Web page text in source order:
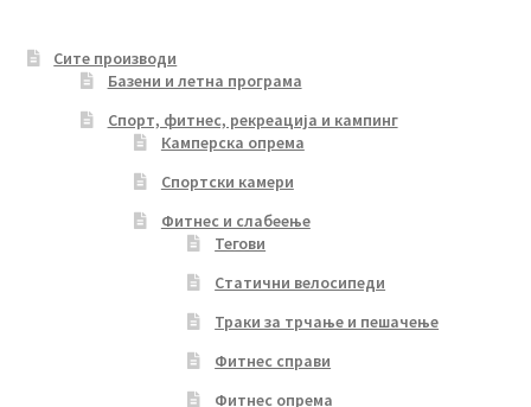
Сите производи
Базени и летна програма
Спорт, фитнес, рекреација и кампинг
Камперска опрема
Спортски камери
Фитнес и слабеење
Тегови
Статични велосипеди
Траки за трчање и пешачење
Фитнес справи
Фитнес опрема